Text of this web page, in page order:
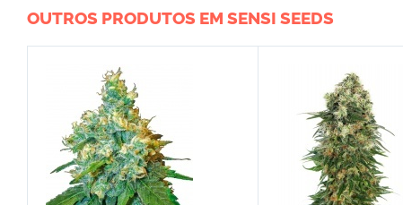
OUTROS PRODUTOS EM SENSI SEEDS